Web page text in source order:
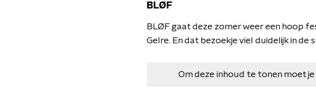
BLØF
BLØF gaat deze zomer weer een hoop
Gelre. En dat bezoekje viel duidelijk in de
Om deze inhoud te tonen moet je